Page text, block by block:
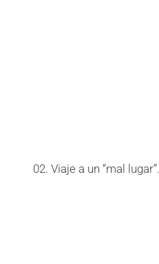
02. Viaje a un “mal lugar”.